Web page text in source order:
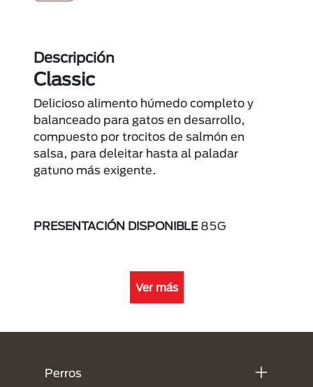
Descripción
Classic
Delicioso alimento húmedo completo y
balanceado para gatos en desarrollo,
compuesto por trocitos de salmón en
salsa, para deleitar hasta al paladar
gatuno más exigente.
PRESENTACIÓN DISPONIBLE85G
Ver más
Perros